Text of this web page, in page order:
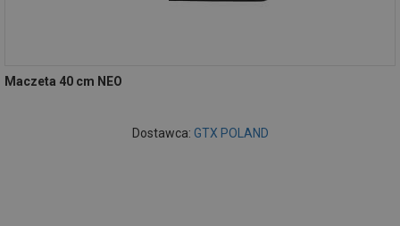
Maczeta 40 cm NEO
Dostawca: GTX POLAND